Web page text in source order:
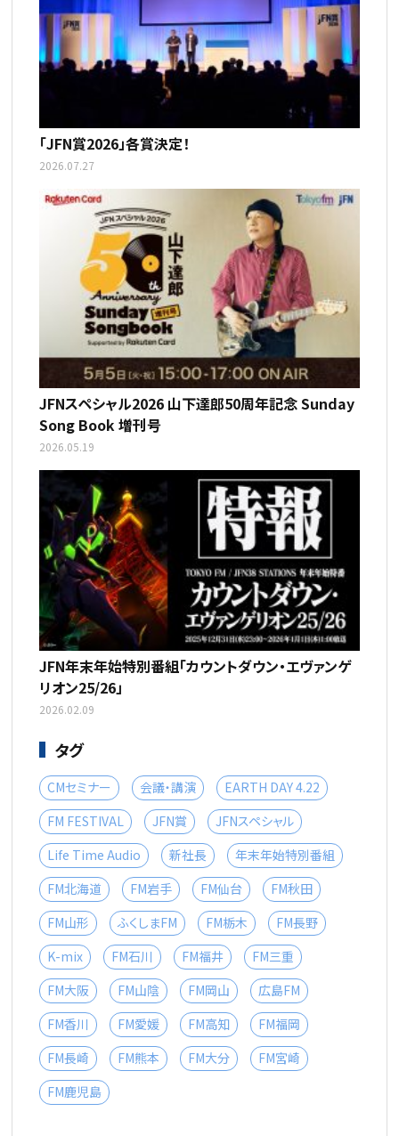
「JFN賞2026」各賞決定！
2026.07.27
JFNスペシャル2026 山下達郎50周年記念 Sunday
Song Book 増刊号
2026.05.19
JFN年末年始特別番組「カウントダウン・エヴァンゲ
リオン25/26」
2026.02.09
タグ
CMセミナー 会議・講演
EARTH DAY 4.22
FM FESTIVAL
JFN賞
JFNスペシャル
Life Time Audio
新社長
年末年始特別番組
FM北海道
FM岩手 FM仙台
FM秋田
FM山形
ふくしまFM FM栃木
FM長野
K-mix
FM石川 FM福井
FM三重
FM大阪
FM山陰 FM岡山
広島FM
FM香川
FM愛媛 FM高知
FM福岡
FM長崎
FM熊本 FM大分
FM宮崎
FM鹿児島